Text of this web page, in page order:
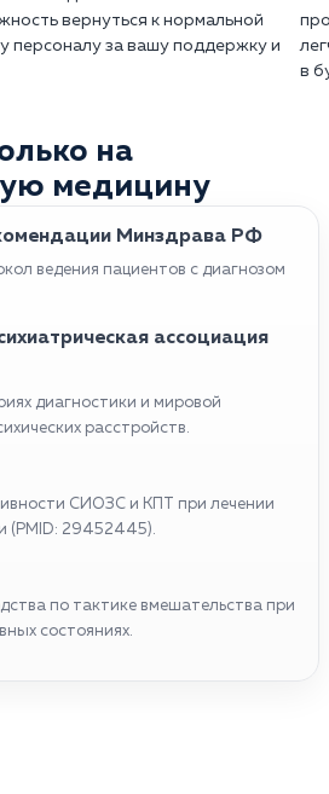
вернуться к нормальной
персоналу за вашу поддержку и
в
на
медицину
Минздрава РФ
ведения пациентов с диагнозом
ассоциация
диагностики и мировой
расстройств.
СИОЗС и КПТ при лечении
(PMID: 29452445).
по тактике вмешательства при
состояниях.